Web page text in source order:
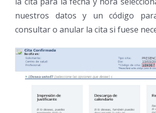
nuestros datos y un código
consultar o anular la cita si fuese